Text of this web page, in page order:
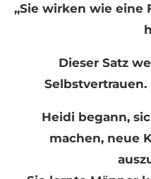
„Sie wirken wie eine
Dieser Satz
Heidi begann,
machen, neue